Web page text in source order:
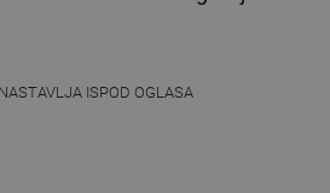
ISPOD OGLASA